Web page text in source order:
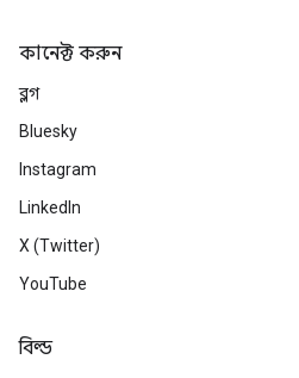
কানেক্ট করুন
ব্লগ
Bluesky
Instagram
LinkedIn
X (Twitter)
YouTube
বিল্ড